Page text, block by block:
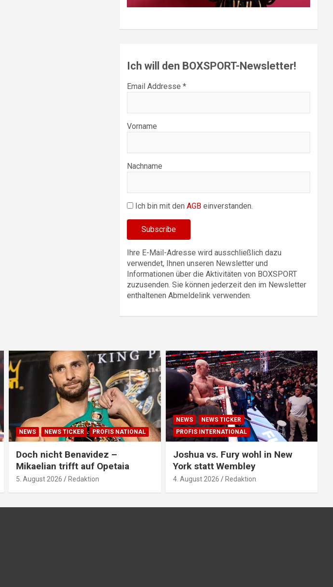
Ich will den BOXSPORT-Newsletter!
Email Addresse *
Vorname
Nachname
Ich bin mit denAGB einverstanden.
Ihre E-Mail-Adresse wird ausschließlich dazu
verwendet, Ihnen unseren Newsletter und
Informationen über die Aktivitäten von BOXSPORT
zuzusenden. Sie können jederzeit den im Newsletter
enthaltenen Abmeldelink verwenden.
NEWS NEWS TICKER PROFIS NATIONAL
Doch nicht Benavidez –
Mikaelian trifft auf Opetaia
5. August 2026 Redaktion
NEWS
NEWS TICKER
PROFIS INTERNATIONAL
Joshua vs. Fury wohl in New
York statt Wembley
4. August 2026 Redaktion